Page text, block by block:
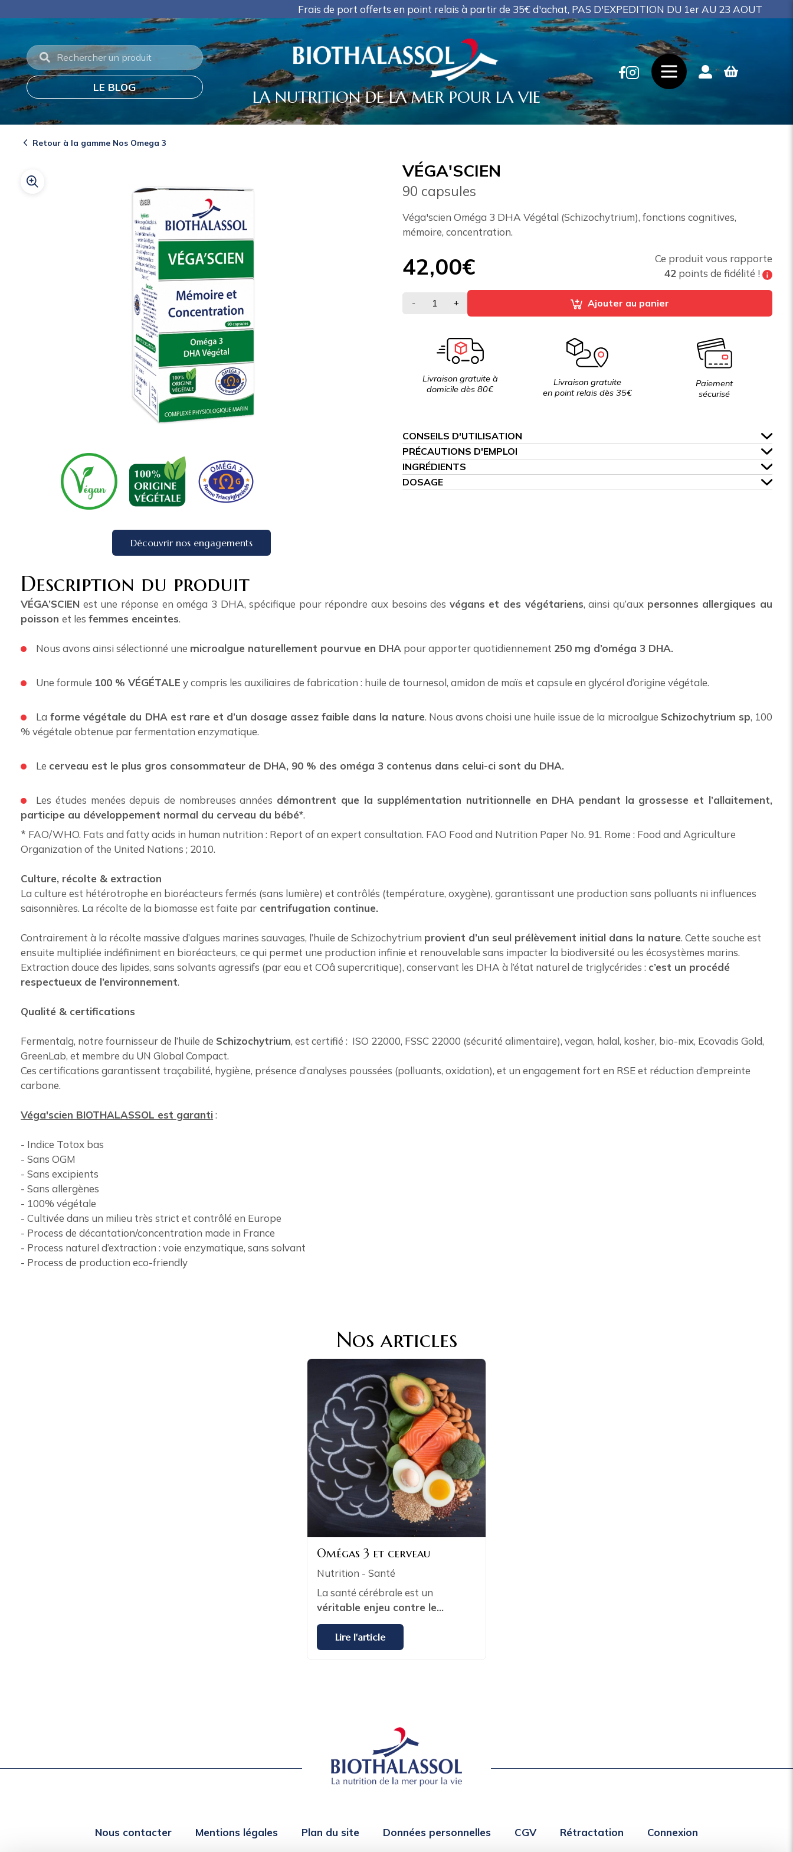
Frais de port offerts en point relais à partir de 35€ d'achat, PAS D'EXPEDITION DU 1er AU 23 AOUT
LE BLOG
LA NUTRITION DE LA MER POUR LA VIE
Retour à la gamme Nos Omega 3
Découvrir nos engagements
VÉGA'SCIEN
90 capsules
Véga'scien Oméga 3 DHA Végétal (Schizochytrium), fonctions cognitives,
mémoire, concentration.
42,00€
Ce produit vous rapporte
42points de fidélité !
Tous les 200 points de fidélité vous pouvez
bénéficier de10% de réduction
- + Ajouter au panier
Livraison gratuite à
domicile dès 80€
Livraison gratuite
en point relais dès 35€
Paiement
sécurisé
CONSEILS D'UTILISATION
PRÉCAUTIONS D'EMPLOI
INGRÉDIENTS
DOSAGE
Description du produit
VÉGA’SCIEN est une réponse en oméga 3 DHA, spécifique pour répondre aux besoins des végans et des végétariens, ainsi qu’aux personnes allergiques au
poissonet lesfemmes enceintes.
Nous avons ainsi sélectionné une microalgue naturellement pourvue en DHA pour apporter quotidiennement 250 mg d’oméga 3 DHA.
Une formule 100 % VÉGÉTALE y compris les auxiliaires de fabrication : huile de tournesol, amidon de maïs et capsule en glycérol d’origine végétale.
La forme végétale du DHA est rare et d’un dosage assez faible dans la nature. Nous avons choisi une huile issue de la microalgue Schizochytrium sp, 100
% végétale obtenue par fermentation enzymatique.
Le cerveau est le plus gros consommateur de DHA, 90 % des oméga 3 contenus dans celui-ci sont du DHA.
Les études menées depuis de nombreuses années démontrent que la supplémentation nutritionnelle en DHA pendant la grossesse et l’allaitement,
participe au développement normal du cerveau du bébé*.
* FAO/WHO. Fats and fatty acids in human nutrition : Report of an expert consultation. FAO Food and Nutrition Paper No. 91. Rome : Food and Agriculture
Organization of the United Nations ; 2010.
Culture, récolte & extraction
La culture est hétérotrophe en bioréacteurs fermés (sans lumière) et contrôlés (température, oxygène), garantissant une production sans polluants ni influences
saisonnières. La récolte de la biomasse est faite par centrifugation continue.
Contrairement à la récolte massive d’algues marines sauvages, l’huile de Schizochytrium provient d’un seul prélèvement initial dans la nature. Cette souche est
ensuite multipliée indéfiniment en bioréacteurs, ce qui permet une production infinie et renouvelable sans impacter la biodiversité ou les écosystèmes marins.
Extraction douce des lipides, sans solvants agressifs (par eau et COâ supercritique), conservant les DHA à l’état naturel de triglycérides : c’est un procédé
respectueux de l’environnement.
Qualité & certifications
Fermentalg, notre fournisseur de l’huile de Schizochytrium, est certifié : ISO 22000, FSSC 22000 (sécurité alimentaire), vegan, halal, kosher, bio-mix, Ecovadis Gold,
GreenLab, et membre du UN Global Compact.
Ces certifications garantissent traçabilité, hygiène, présence d’analyses poussées (polluants, oxidation), et un engagement fort en RSE et réduction d’empreinte
carbone.
Véga'scien BIOTHALASSOL est garanti:
- Indice Totox bas
- Sans OGM
- Sans excipients
- Sans allergènes
- 100% végétale
- Cultivée dans un milieu très strict et contrôlé en Europe
- Process de décantation/concentration made in France
- Process naturel d’extraction : voie enzymatique, sans solvant
- Process de production eco-friendly
Nos articles
Omégas 3 et cerveau
Nutrition - Santé
La santé cérébrale est un
véritable enjeu contre le...
Lire l'article
Nous contacter Mentions légales Plan du site Données personnelles CGV Rétractation Connexion